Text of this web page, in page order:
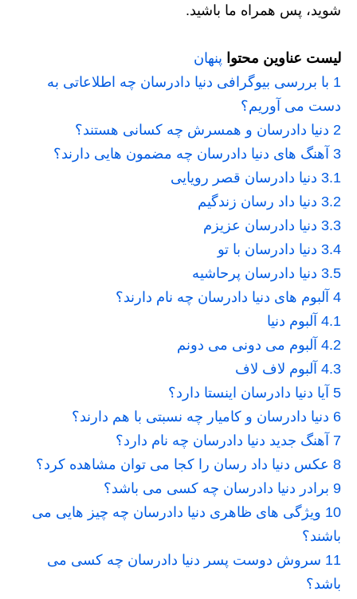
شوید، پس همراه ما باشید.
لیست عناوین محتوا پنهان
1 با بررسی بیوگرافی دنیا دادرسان چه اطلاعاتی به
دست می آوریم؟
2 دنیا دادرسان و همسرش چه کسانی هستند؟
3 آهنگ های دنیا دادرسان چه مضمون هایی دارند؟
3.1 دنیا دادرسان قصر رویایی
3.2 دنیا داد رسان زندگیم
3.3 دنیا دادرسان عزیزم
3.4 دنیا دادرسان با تو
3.5 دنیا دادرسان پرحاشیه
4 آلبوم های دنیا دادرسان چه نام دارند؟
4.1 آلبوم دنیا
4.2 آلبوم می دونی می دونم
4.3 آلبوم لاف لاف
5 آیا دنیا دادرسان اینستا دارد؟
6 دنیا دادرسان و کامیار چه نسبتی با هم دارند؟
7 آهنگ جدید دنیا دادرسان چه نام دارد؟
8 عکس دنیا داد رسان را کجا می توان مشاهده کرد؟
9 برادر دنیا دادرسان چه کسی می باشد؟
10 ویژگی های ظاهری دنیا دادرسان چه چیز هایی می
باشند؟
11 سروش دوست پسر دنیا دادرسان چه کسی می
باشد؟